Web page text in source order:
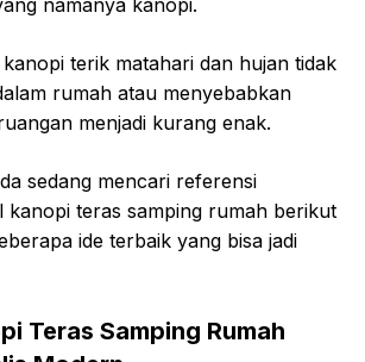
namanya kanopi.
terik matahari dan hujan tidak
rumah atau menyebabkan
menjadi kurang enak.
sedang mencari referensi
kanopi teras samping rumah berikut
ide terbaik yang bisa jadi
Teras Samping Rumah